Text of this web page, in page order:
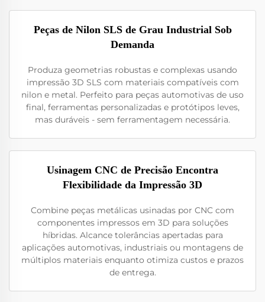
Peças de Nilon SLS de Grau Industrial Sob
Demanda
Produza geometrias robustas e complexas usando
impressão 3D SLS com materiais compatíveis com
nilon e metal. Perfeito para peças automotivas de uso
final, ferramentas personalizadas e protótipos leves,
mas duráveis - sem ferramentagem necessária.
Usinagem CNC de Precisão Encontra
Flexibilidade da Impressão 3D
Combine peças metálicas usinadas por CNC com
componentes impressos em 3D para soluções
híbridas. Alcance tolerâncias apertadas para
aplicações automotivas, industriais ou montagens de
múltiplos materiais enquanto otimiza custos e prazos
de entrega.